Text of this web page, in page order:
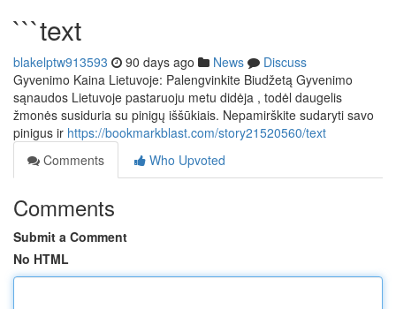
```text
blakelptw913593 90 days ago News
Discuss
Gyvenimo Kaina Lietuvoje: Palengvinkite Biudžetą Gyvenimo
sąnaudos Lietuvoje pastaruoju metu didėja , todėl daugelis
žmonės susiduria su pinigų iššūkiais. Nepamirškite sudaryti savo
pinigus ir https://bookmarkblast.com/story21520560/text
Comments
Who Upvoted
Comments
Submit a Comment
No HTML